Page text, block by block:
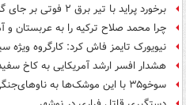
برخورد پراید با تیر برق ۲ فوتی بر جای گذاشت
چرا محمد صلاح ترکیه را به عربستان و
نیویورک تایمز فاش کرد: کارگروه ویژه
هشدار افسر ارشد آمریکایی به کاخ
سوخو۳۵ با این موشک‌ها به ناوهای‌جنگی حمله می‌کند